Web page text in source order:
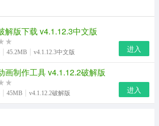
解版下载 v4.1.12.3中文版
45.2MB v4.1.12.3中文版 进入
画制作工具 v4.1.12.2破解版
45MB v4.1.12.2破解版 进入